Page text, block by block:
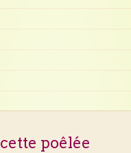
poêlée